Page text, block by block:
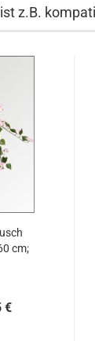
z.B.
cm;
€